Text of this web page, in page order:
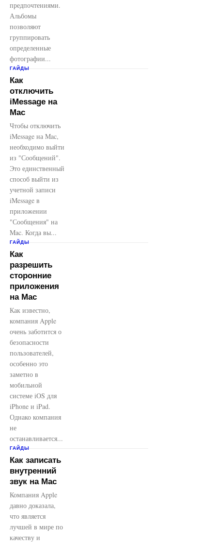
предпочтениями.
Альбомы
позволяют
группировать
определенные
фотографии...
ГАЙДЫ
Как
отключить
iMessage на
Mac
Чтобы отключить
iMessage на Mac,
необходимо выйти
из "Сообщений".
Это единственный
способ выйти из
учетной записи
iMessage в
приложении
"Сообщения" на
Mac. Когда вы...
ГАЙДЫ
Как
разрешить
сторонние
приложения
на Mac
Как известно,
компания Apple
очень заботится о
безопасности
пользователей,
особенно это
заметно в
мобильной
системе iOS для
iPhone и iPad.
Однако компания
не
останавливается...
ГАЙДЫ
Как записать
внутренний
звук на Mac
Компания Apple
давно доказала,
что является
лучшей в мире по
качеству и